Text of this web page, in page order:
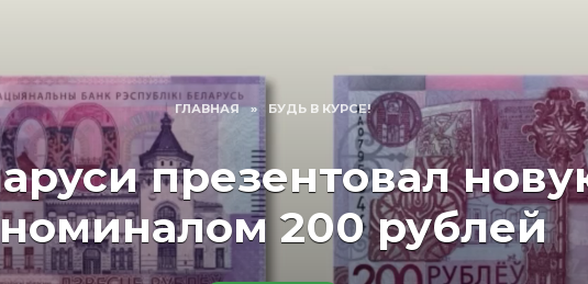
ГЛАВНАЯ » БУДЬ В КУРСЕ!
презентовал
номиналом 200 рублей